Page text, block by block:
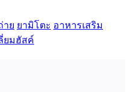
าย ยามิโตะ อาหารเสริม
ยมฮัสค์